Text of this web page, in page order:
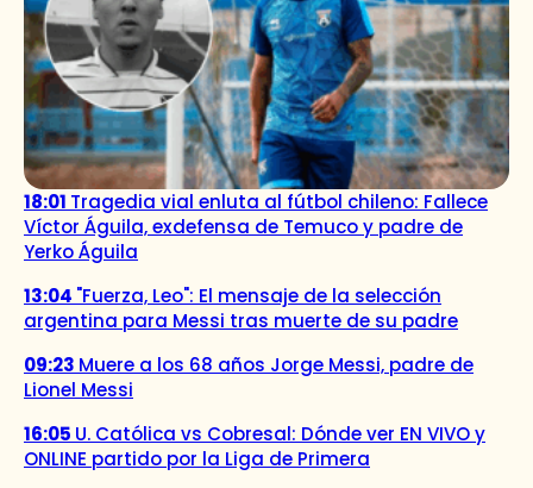
18:01 Tragedia vial enluta al fútbol chileno: Fallece
Víctor Águila, exdefensa de Temuco y padre de
Yerko Águila
13:04 "Fuerza, Leo": El mensaje de la selección
argentina para Messi tras muerte de su padre
09:23 Muere a los 68 años Jorge Messi, padre de
Lionel Messi
16:05 U. Católica vs Cobresal: Dónde ver EN VIVO y
ONLINE partido por la Liga de Primera